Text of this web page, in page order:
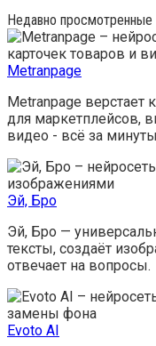
Недавно просмотренные
Metranpage
Metranpage верстает
для маркетплейсов,
видео - всё за
Эй, Бро
Эй, Бро —
тексты, создаёт
отвечает на вопросы.
Evoto AI